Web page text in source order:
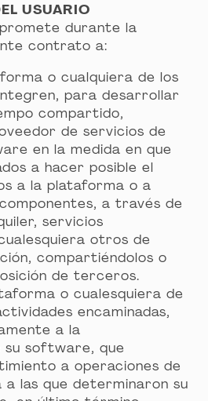
USUARIO
durante la
contrato a:
o cualquiera de los
para desarrollar
compartido,
de servicios de
en la medida en que
a hacer posible el
a la plataforma o a
a través de
servicios
otros de
compartiéndolos o
de terceros.
o cualesquiera de
encaminadas,
a la
su software, que
a operaciones de
a las que determinaron su